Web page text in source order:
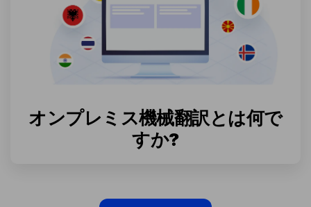
オンプレミス機械翻訳とは何で
すか?